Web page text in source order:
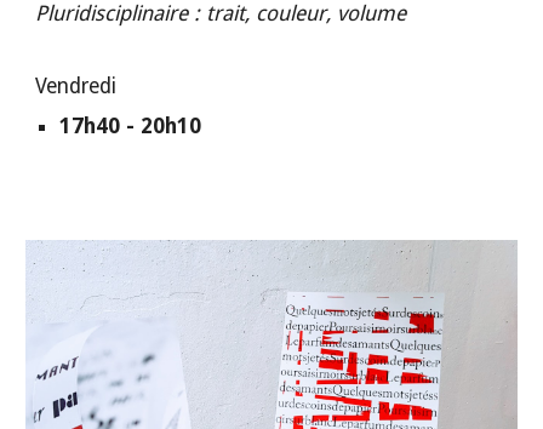
Pluridisciplinaire : trait, couleur, volume
Vendredi
17h40 - 20h10